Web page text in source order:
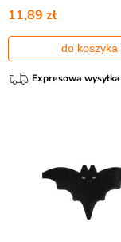
11,89 zł
do koszyka
Expresowa wysyłka